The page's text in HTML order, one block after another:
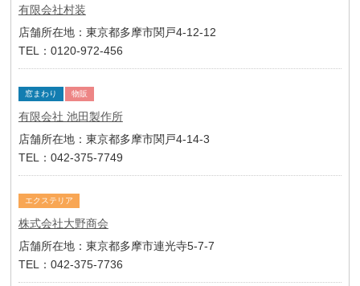
有限会社村装
店舗所在地：東京都多摩市関戸4-12-12
TEL：0120-972-456
窓まわり 物販
有限会社 池田製作所
店舗所在地：東京都多摩市関戸4-14-3
TEL：042-375-7749
エクステリア
株式会社大野商会
店舗所在地：東京都多摩市連光寺5-7-7
TEL：042-375-7736